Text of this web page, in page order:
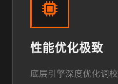
性能优化极致
底层引擎深度优化调校